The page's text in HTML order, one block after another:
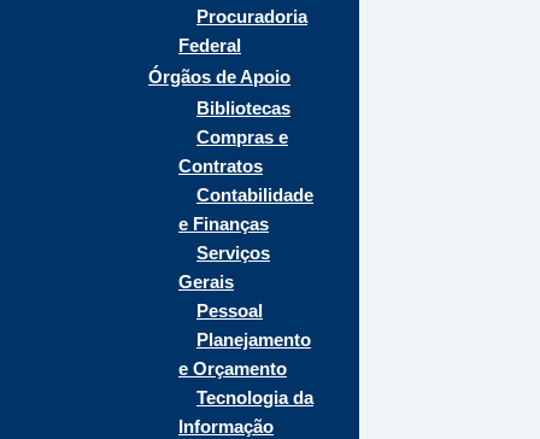
Procuradoria
Federal
Órgãos de Apoio
Bibliotecas
Compras e
Contratos
Contabilidade
e Finanças
Serviços
Gerais
Pessoal
Planejamento
e Orçamento
Tecnologia da
Informação